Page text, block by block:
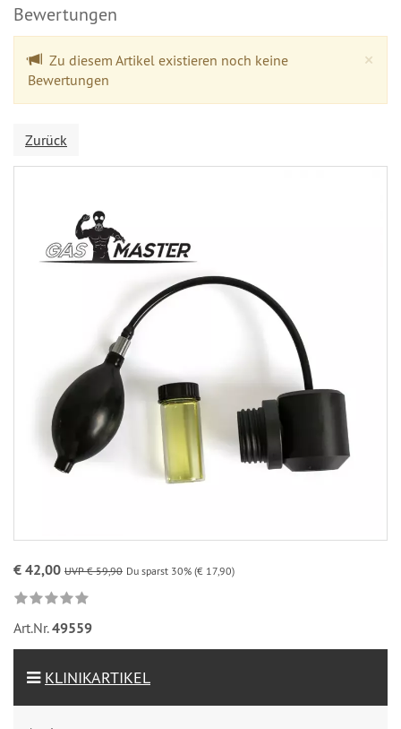
Bewertungen
×
Zu diesem Artikel existieren noch keine
Bewertungen
Zurück
€ 42,00 UVP € 59,90 Du sparst 30% (€ 17,90)
Art.Nr.49559
KLINIKARTIKEL